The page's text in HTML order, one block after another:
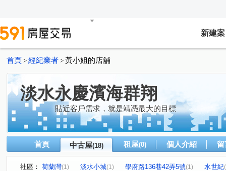
新建案
首頁 > 經紀業者 > 黃小姐的店舖
淡水永慶濱海群翔
貼近客戶需求，就是靖憑最大的目標
首頁 中古屋(18) 租屋(0) 個人介紹
社區： 荷蘭灣(1) 淡水小城(1) 學府路136巷42弄5號(1) 水世紀